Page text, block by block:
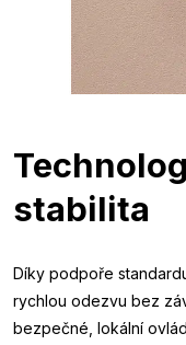
stabilita
Díky podpoře
rychlou odezvu bez
bezpečné, lokální